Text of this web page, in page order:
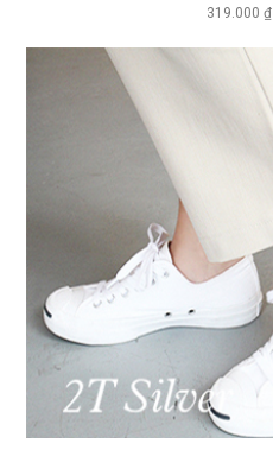
319.000 ₫